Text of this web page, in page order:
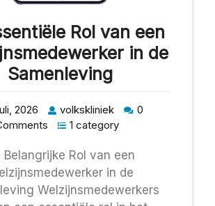
Rol van een
in de
Samenleving
2026 volkskliniek
0
1 category
Belangrijke Rol van een
in de
Welzijnsmedewerkers